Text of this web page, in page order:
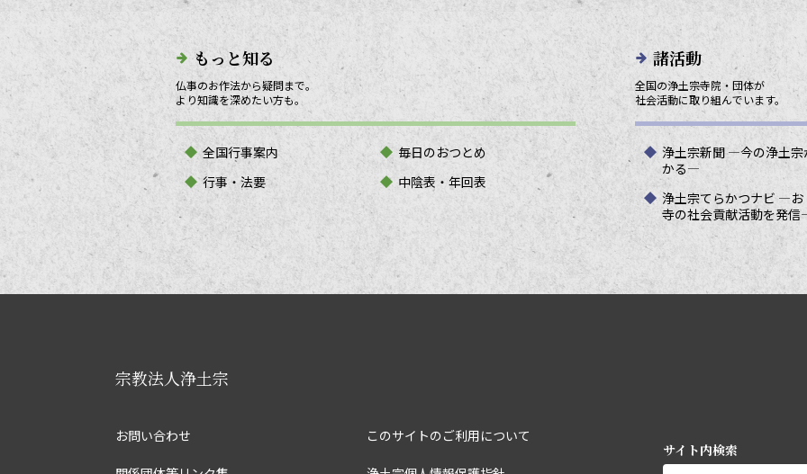
もっと知る
仏事のお作法から疑問まで。
より知識を深めたい方も。
全国行事案内
毎日のおつとめ
行事・法要
中陰表・年回表
諸活動
全国の浄土宗寺院・団体が
社会活動に取り組んでいます。
浄土宗新聞 ―今の浄土宗
かる―
浄土宗てらかつナビ ―お
寺の社会貢献活動を発
宗教法人浄土宗
お問い合わせ このサイトのご利用について
サイト内検索